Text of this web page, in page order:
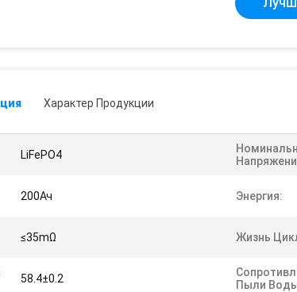
Характер Продукции
LiFePO4
200Ач Энергия:
≤35mΩ Жизнь
58.4±0.2
Пыли